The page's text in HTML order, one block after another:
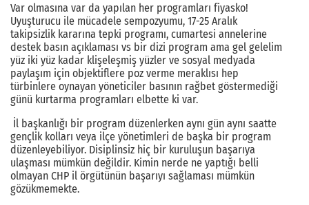
Var olmasına var da yapılan her programları fiyasko!
Uyuşturucu ile mücadele sempozyumu, 17-25 Aralık
takipsizlik kararına tepki programı, cumartesi annelerine
destek basın açıklaması vs bir dizi program ama gel gelelim
yüz iki yüz kadar klişeleşmiş yüzler ve sosyal medyada
paylaşım için objektiflere poz verme meraklısı hep
türbinlere oynayan yöneticiler basının rağbet göstermediği
günü kurtarma programları elbette ki var.
İl başkanlığı bir program düzenlerken aynı gün aynı saatte
gençlik kolları veya ilçe yönetimleri de başka bir program
düzenleyebiliyor. Disiplinsiz hiç bir kuruluşun başarıya
ulaşması mümkün değildir. Kimin nerde ne yaptığı belli
olmayan CHP il örgütünün başarıyı sağlaması mümkün
gözükmemekte.